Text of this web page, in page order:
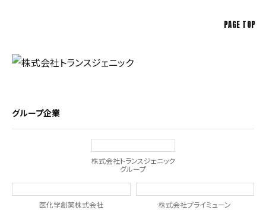
PAGE TOP
グループ企業
株式会社トランスジェニック
グループ
医化学創薬株式会社 株式会社プライミューン